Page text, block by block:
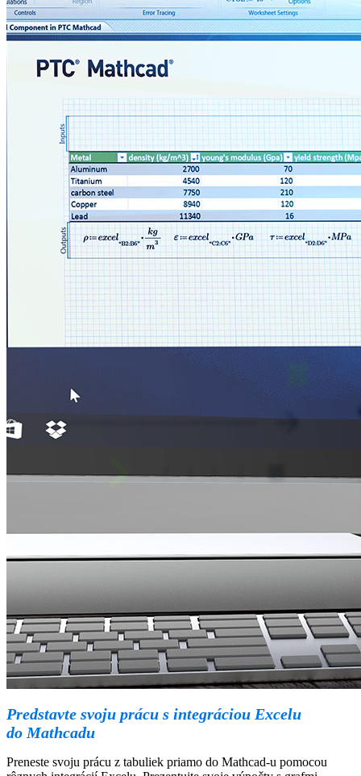
Predstavte svoju prácu s integráciou Excelu
do Mathcadu
Preneste svoju prácu z tabuliek priamo do Mathcad-u pomocou